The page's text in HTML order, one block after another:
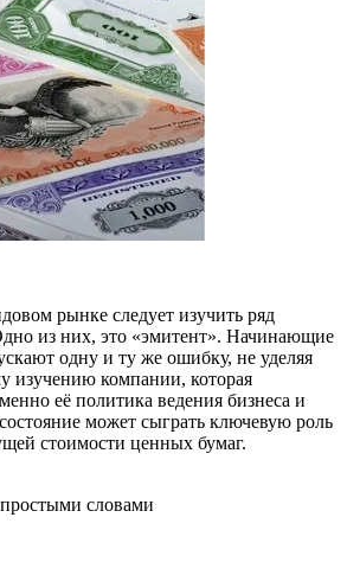
рынке следует изучить ряд
из них, это «эмитент». Начинающие
одну и ту же ошибку, не уделяя
изучению компании, которая
её политика ведения бизнеса и
может сыграть ключевую роль
стоимости ценных бумаг.
словами